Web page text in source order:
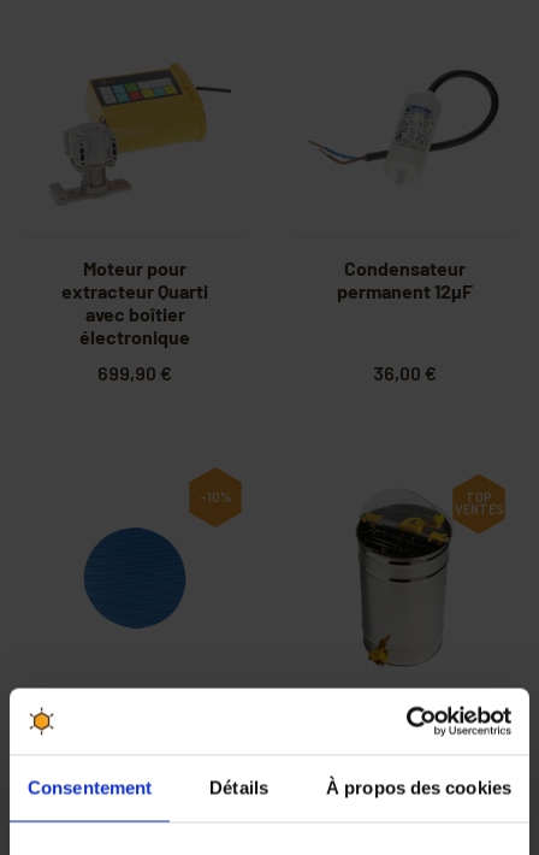
Consentement Détails À propos des cookies
Moteur pour
extracteur Quarti
avec boîtier
électronique
699,90 €
Condensateur
permanent 12µF
36,00 €
-10%
Plaque de drainage
16,90 € 15,21 €
TOP
VENTES
Extracteur 4 1/2 ou
2 cadres Dadant